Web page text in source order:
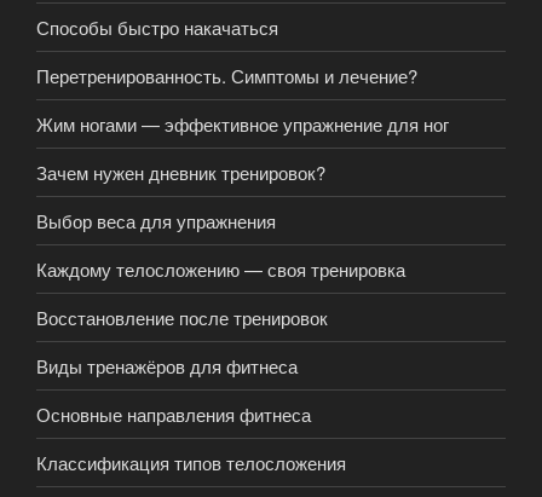
Способы быстро накачаться
Перетренированность. Симптомы и лечение?
Жим ногами — эффективное упражнение для ног
Зачем нужен дневник тренировок?
Выбор веса для упражнения
Каждому телосложению — своя тренировка
Восстановление после тренировок
Виды тренажёров для фитнеса
Основные направления фитнеса
Классификация типов телосложения